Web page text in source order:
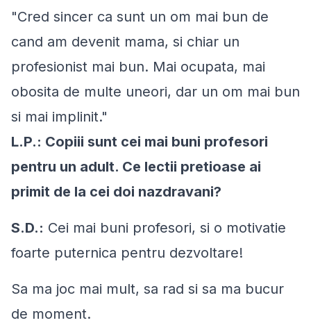
"Cred sincer ca sunt un om mai bun de
cand am devenit mama, si chiar un
profesionist mai bun. Mai ocupata, mai
obosita de multe uneori, dar un om mai bun
si mai implinit."
L.P.: Copiii sunt cei mai buni profesori
pentru un adult. Ce lectii pretioase ai
primit de la cei doi nazdravani?
S.D.: Cei mai buni profesori, si o motivatie
foarte puternica pentru dezvoltare!
Sa ma joc mai mult, sa rad si sa ma bucur
de moment.